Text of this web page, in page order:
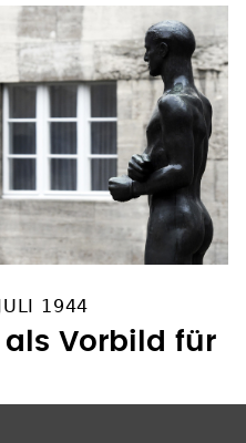
1944
als Vorbild für